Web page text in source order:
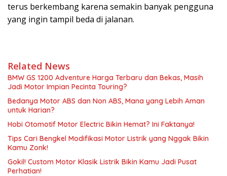
terus berkembang karena semakin banyak pengguna
yang ingin tampil beda di jalanan.
Related News
BMW GS 1200 Adventure Harga Terbaru dan Bekas, Masih
Jadi Motor Impian Pecinta Touring?
Bedanya Motor ABS dan Non ABS, Mana yang Lebih Aman
untuk Harian?
Hobi Otomotif Motor Electric Bikin Hemat? Ini Faktanya!
Tips Cari Bengkel Modifikasi Motor Listrik yang Nggak Bikin
Kamu Zonk!
Gokil! Custom Motor Klasik Listrik Bikin Kamu Jadi Pusat
Perhatian!